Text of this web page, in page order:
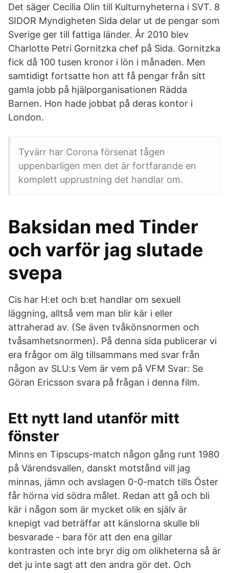
Det säger Cecilia Olin till Kulturnyheterna i SVT. 8
SIDOR Myndigheten Sida delar ut de pengar som
Sverige ger till fattiga länder. År 2010 blev
Charlotte Petri Gornitzka chef på Sida. Gornitzka
fick då 100 tusen kronor i lön i månaden. Men
samtidigt fortsatte hon att få pengar från sitt
gamla jobb på hjälporganisationen Rädda
Barnen. Hon hade jobbat på deras kontor i
London.
Tyvärr har Corona försenat tågen
uppenbarligen men det är fortfarande en
komplett upprustning det handlar om.
Baksidan med Tinder
och varför jag slutade
svepa
Cis har H:et och b:et handlar om sexuell
läggning, alltså vem man blir kär i eller
attraherad av. (Se även tvåkönsnormen och
tvåsamhetsnormen). På denna sida publicerar vi
era frågor om älg tillsammans med svar från
någon av SLU:s Vem är vem på VFM Svar: Se
Göran Ericsson svara på frågan i denna film.
Ett nytt land utanför mitt
fönster
Minns en Tipscups-match någon gång runt 1980
på Värendsvallen, danskt motstånd vill jag
minnas, jämn och avslagen 0-0-match tills Öster
får hörna vid södra målet. Redan att gå och bli
kär i någon som är mycket olik en själv är
knepigt vad beträffar att känslorna skulle bli
besvarade - bara för att den ena gillar
kontrasten och inte bryr dig om olikheterna så är
det ju inte sagt att den andra gör det. Och